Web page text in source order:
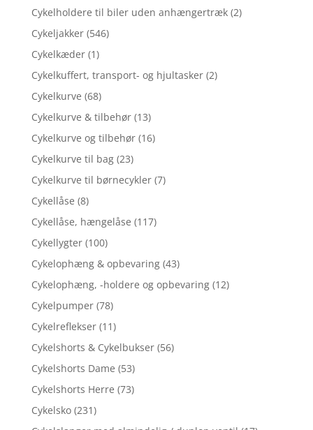
Cykelholdere til biler uden anhængertræk (2)
Cykeljakker (546)
Cykelkæder (1)
Cykelkuffert, transport- og hjultasker (2)
Cykelkurve (68)
Cykelkurve & tilbehør (13)
Cykelkurve og tilbehør (16)
Cykelkurve til bag (23)
Cykelkurve til børnecykler (7)
Cykellåse (8)
Cykellåse, hængelåse (117)
Cykellygter (100)
Cykelophæng & opbevaring (43)
Cykelophæng, -holdere og opbevaring (12)
Cykelpumper (78)
Cykelreflekser (11)
Cykelshorts & Cykelbukser (56)
Cykelshorts Dame (53)
Cykelshorts Herre (73)
Cykelsko (231)